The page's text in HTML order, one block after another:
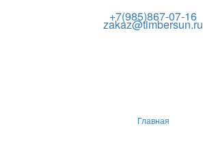
+7(985)867-07-16
zakaz@timbersun.ru
Главная